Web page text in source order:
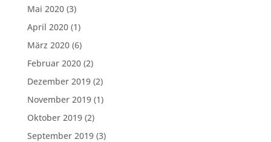
Mai 2020(3)
April 2020(1)
März 2020(6)
Februar 2020(2)
Dezember 2019(2)
November 2019(1)
Oktober 2019(2)
September 2019(3)